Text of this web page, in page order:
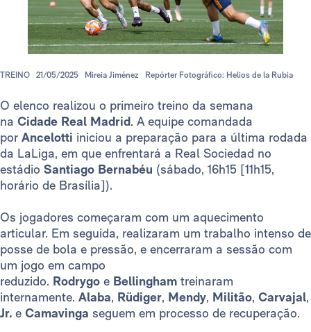
TREINO 21/05/2025 Mireia Jiménez Repórter Fotográfico: Helios de la Rubia
O elenco realizou o primeiro treino da semana
na Cidade Real Madrid. A equipe comandada
por Ancelotti iniciou a preparação para a última rodada
da LaLiga, em que enfrentará a Real Sociedad no
estádio Santiago Bernabéu (sábado, 16h15 [11h15,
horário de Brasília]).
Os jogadores começaram com um aquecimento
articular. Em seguida, realizaram um trabalho intenso de
posse de bola e pressão, e encerraram a sessão com
um jogo em campo
reduzido. Rodrygo e Bellingham treinaram
internamente. Alaba, Rüdiger, Mendy, Militão, Carvajal
Jr. e Camavinga seguem em processo de recuperação.